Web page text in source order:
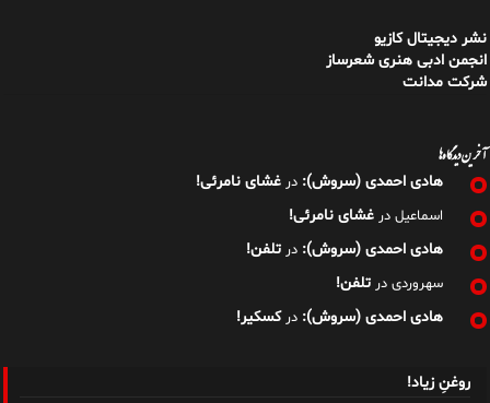
نشر دیجیتال کازیو
انجمن ادبی هنری شعرساز
شرکت مدانت
آخرین دیدگاه‌ها
هادی احمدی (سروش): در غشای نامرئی!
اسماعیل در غشای نامرئی!
هادی احمدی (سروش): در تلفن!
سهروردی در تلفن!
هادی احمدی (سروش): درکسکیر!
روغنِ زیاد!